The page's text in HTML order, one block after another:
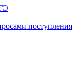
поступления